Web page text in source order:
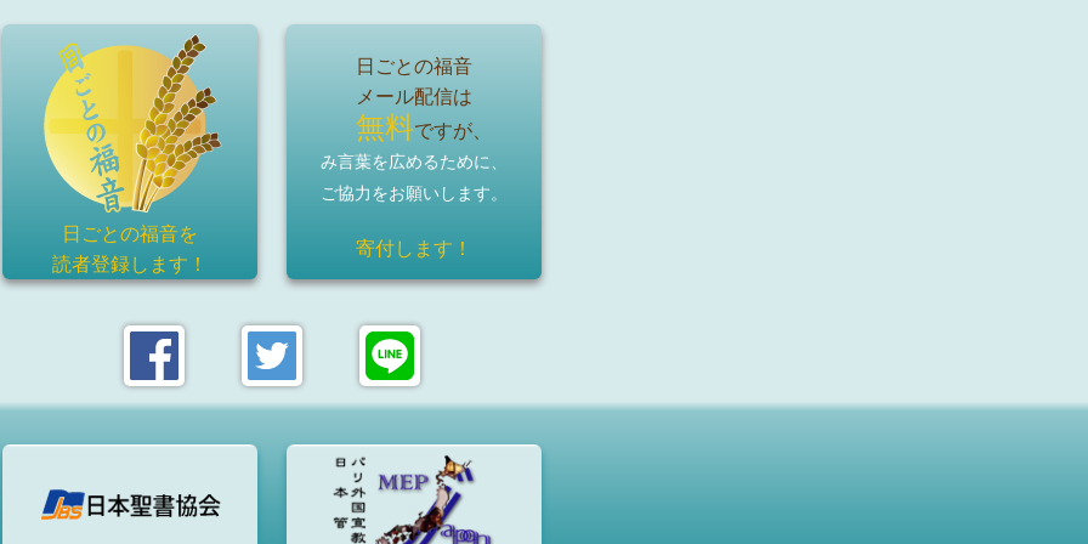
日ごとの福音を
読者登録します！
日ごとの福音
メール配信は
無料ですが、
み言葉を広めるために、
ご協力をお願いします。
寄付します！